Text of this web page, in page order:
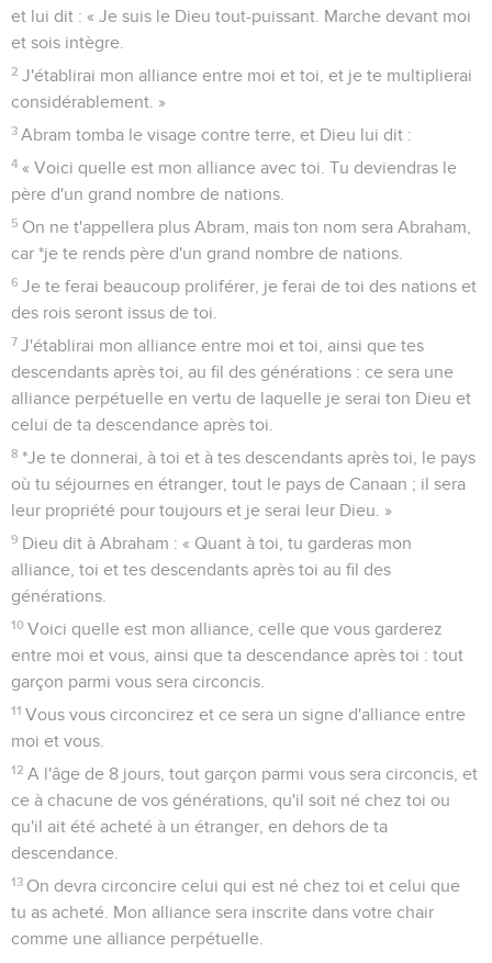
et lui dit : « Je suis le Dieu tout-puissant. Marche devant moi
et sois intègre.
2 J'établirai mon alliance entre moi et toi, et je te multiplierai
considérablement. »
3 Abram tomba le visage contre terre, et Dieu lui dit :
4 « Voici quelle est mon alliance avec toi. Tu deviendras le
père d'un grand nombre de nations.
5 On ne t'appellera plus Abram, mais ton nom sera Abraham,
car *je te rends père d'un grand nombre de nations.
6 Je te ferai beaucoup proliférer, je ferai de toi des nations et
des rois seront issus de toi.
7 J'établirai mon alliance entre moi et toi, ainsi que tes
descendants après toi, au fil des générations : ce sera une
alliance perpétuelle en vertu de laquelle je serai ton Dieu et
celui de ta descendance après toi.
8 *Je te donnerai, à toi et à tes descendants après toi, le pays
où tu séjournes en étranger, tout le pays de Canaan ; il sera
leur propriété pour toujours et je serai leur Dieu. »
9 Dieu dit à Abraham : « Quant à toi, tu garderas mon
alliance, toi et tes descendants après toi au fil des
générations.
10 Voici quelle est mon alliance, celle que vous garderez
entre moi et vous, ainsi que ta descendance après toi : tout
garçon parmi vous sera circoncis.
11 Vous vous circoncirez et ce sera un signe d'alliance entre
moi et vous.
12 A l'âge de 8 jours, tout garçon parmi vous sera circoncis, et
ce à chacune de vos générations, qu'il soit né chez toi ou
qu'il ait été acheté à un étranger, en dehors de ta
descendance.
13 On devra circoncire celui qui est né chez toi et celui que
tu as acheté. Mon alliance sera inscrite dans votre chair
comme une alliance perpétuelle.